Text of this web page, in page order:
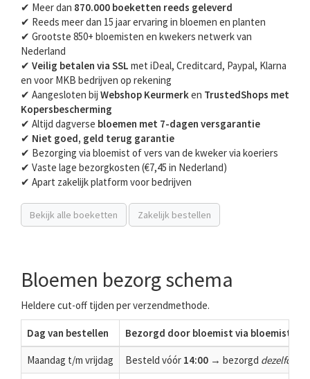
✔ Meer dan 870.000 boeketten reeds geleverd
✔ Reeds meer dan 15 jaar ervaring in bloemen en planten
✔ Grootste 850+ bloemisten en kwekers netwerk van
Nederland
✔ Veilig betalen via SSL met iDeal, Creditcard, Paypal, Klarna
en voor MKB bedrijven op rekening
✔ Aangesloten bij Webshop Keurmerken TrustedShops met
Kopersbescherming
✔ Altijd dagverse bloemen met 7-dagen versgarantie
✔ Niet goed, geld terug garantie
✔ Bezorging via bloemist of vers van de kweker via koeriers
✔ Vaste lage bezorgkosten (€7,45 in Nederland)
✔ Apart zakelijk platform voor bedrijven
Bekijk alle boeketten Zakelijk bestellen
Bloemen bezorg schema
Heldere cut-off tijden per verzendmethode.
Dag van bestellen Bezorgd door bloemist via bloemist
Maandag t/m vrijdag Besteld vóór 14:00 → bezorgd dezelfde